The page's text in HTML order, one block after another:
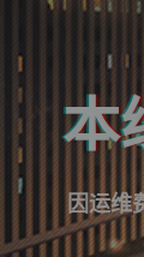
本
因运维